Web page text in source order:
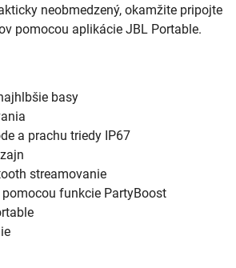
neobmedzený, okamžite pripojte
pomocou aplikácie JBL Portable.
basy
a prachu triedy IP67
streamovanie
funkcie PartyBoost